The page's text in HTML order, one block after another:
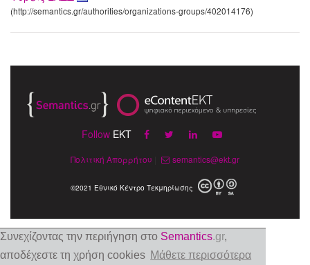
Συνεχίζοντας την περιήγηση στο Semantics.gr,
αποδέχεστε τη χρήση cookies Μάθετε περισσότερα
(http://semantics.gr/authorities/organizations-groups/402014176)
Follow EKT
Πολιτική Απορρήτου semantics@ekt.gr
©2021 Εθνικό Κέντρο Τεκμηρίωσης